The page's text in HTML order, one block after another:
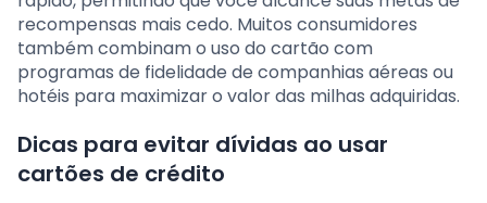
recompensas mais cedo. Muitos consumidores
também combinam o uso do cartão com
programas de fidelidade de companhias aéreas ou
hotéis para maximizar o valor das milhas adquiridas.
Dicas para evitar dívidas ao usar
cartões de crédito